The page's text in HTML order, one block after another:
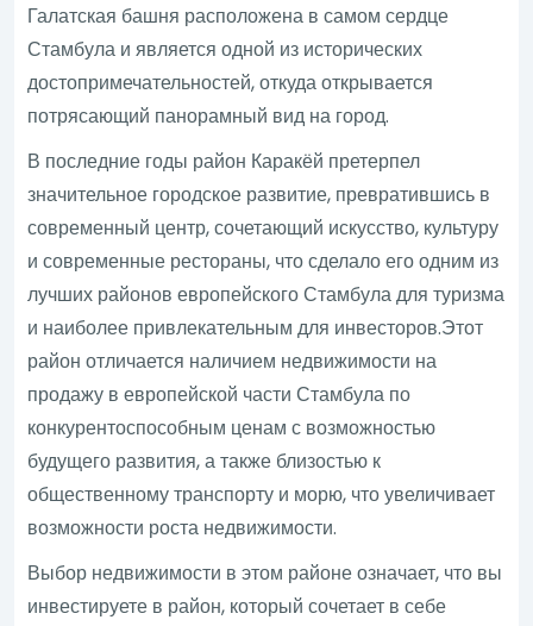
Галатская башня расположена в самом сердце
Стамбула и является одной из исторических
достопримечательностей, откуда открывается
потрясающий панорамный вид на город.
В последние годы район Каракёй претерпел
значительное городское развитие, превратившись в
современный центр, сочетающий искусство, культуру
и современные рестораны, что сделало его одним из
лучших районов европейского Стамбула для туризма
и наиболее привлекательным для инвесторов.Этот
район отличается наличием недвижимости на
продажу в европейской части Стамбула по
конкурентоспособным ценам с возможностью
будущего развития, а также близостью к
общественному транспорту и морю, что увеличивает
возможности роста недвижимости.
Выбор недвижимости в этом районе означает, что вы
инвестируете в район, который сочетает в себе